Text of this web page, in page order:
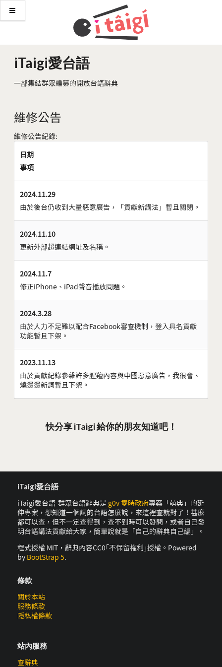
iTaigi愛台語
一部集結群眾編纂的開放台語辭典
維修公告
維修公告紀錄:
日期
事項
2024.11.29
由於後台仍收到大量惡意廣告，「貢獻新講法」暫且關閉。
2024.11.10
更新外部超連結網址及名稱。
2024.11.7
修正iPhone、iPad聲音播放問題。
2024.3.28
由於人力不足難以配合Facebook審查機制，登入具名貢獻
功能暫且下架。
2023.11.13
由於貢獻紀錄參雜許多腥羶內容與中國惡意廣告，我很會、
燒燙燙新詞暫且下架。
快分享 iTaigi 給你的朋友知道吧！
iTaigi愛台語
iTaigi愛台語-群眾台語辭典是 g0v 零時政府專案「萌典」的延
伸專案，想知道一個詞的台語怎麼說，來這裡查就對了！甚麼
都可以查，但不一定查得到，查不到時可以發問，或者自己發
明台語講法貢獻給大家，簡單說就是「自己的辭典自己編」。
程式授權 MIT，辭典內容CC0｢不保留權利｣授權。Powered
by BootStrap 5.
條款
關於本站
服務條款
隱私權條款
站內服務
查辭典